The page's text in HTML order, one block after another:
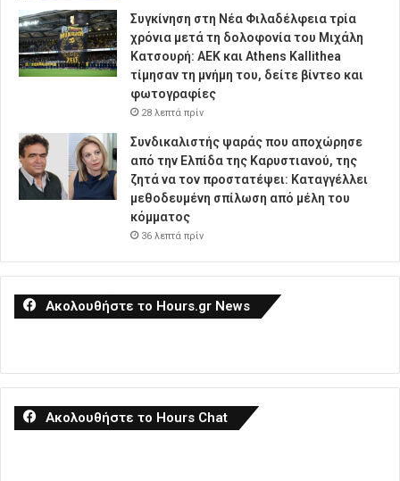
Συγκίνηση στη Νέα Φιλαδέλφεια τρία
χρόνια μετά τη δολοφονία του Μιχάλη
Κατσουρή: ΑΕΚ και Athens Kallithea
τίμησαν τη μνήμη του, δείτε βίντεο και
φωτογραφίες
28 λεπτά πρίν
Συνδικαλιστής ψαράς που αποχώρησε
από την Ελπίδα της Καρυστιανού, της
ζητά να τον προστατέψει: Καταγγέλλει
μεθοδευμένη σπίλωση από μέλη του
κόμματος
36 λεπτά πρίν
Ακολουθήστε το Hours.gr News
Ακολουθήστε το Hours Chat